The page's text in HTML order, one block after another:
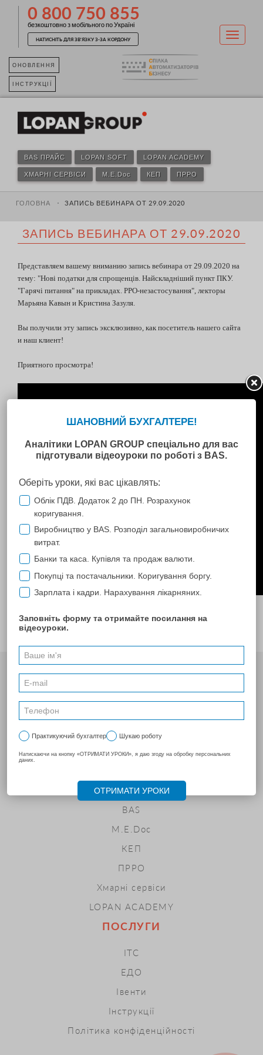
0 800 750 855
безкоштовно з мобільного по Україні
НАТИСНІТЬ ДЛЯ ЗВ'ЯЗКУ З-ЗА КОРДОНУ
ОНОВЛЕННЯ
ІНСТРУКЦІЇ
BAS ПРАЙС LOPAN SOFT LOPAN ACADEMY
ХМАРНІ СЕРВІСИ M.E.Doc КЕП ПРРО
ГОЛОВНА ЗАПИСЬ ВЕБИНАРА ОТ 29.09.2020
ЗАПИСЬ ВЕБИНАРА ОТ 29.09.2020
Представляем вашему вниманию запись вебинара от 29.09.2020 на
тему: "Нові податки для спрощенців. Найскладніший пункт ПКУ.
"Гарячі питання" на прикладах. РРО-незастосування", лекторы
Марьяна Кавын и Кристина Зазуля.
Вы получили эту запись эксклюзивно, как посетитель нашего сайта
и наш клиент!
Приятного просмотра!
Анонс наших вебинаров и регистрация на
МЕНЮ
Про нас
Контакти
ПРОДУКТИ
BAS
M.E.Doc
КЕП
ПРРО
Хмарні сервіси
LOPAN ACADEMY
ПОСЛУГИ
ІТС
ЕДО
Івенти
Інструкції
Політика конфіденційності